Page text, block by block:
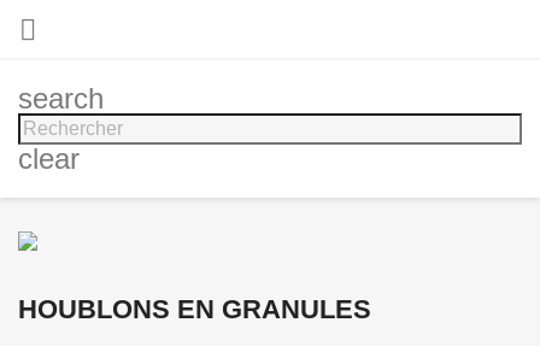

search
clear
HOUBLONS EN GRANULES